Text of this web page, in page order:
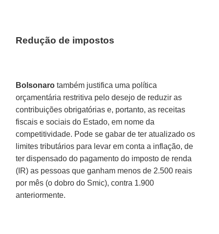
Redução de impostos
Bolsonaro também justifica uma política
orçamentária restritiva pelo desejo de reduzir as
contribuições obrigatórias e, portanto, as receitas
fiscais e sociais do Estado, em nome da
competitividade. Pode se gabar de ter atualizado os
limites tributários para levar em conta a inflação, de
ter dispensado do pagamento do imposto de renda
(IR) as pessoas que ganham menos de 2.500 reais
por mês (o dobro do Smic), contra 1.900
anteriormente.